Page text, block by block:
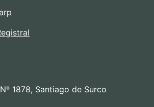
1878, Santiago de Surco